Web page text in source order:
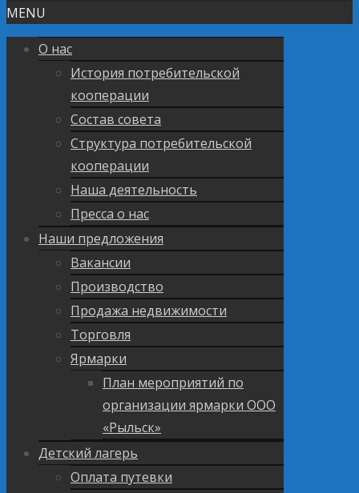
MENU
О нас
История потребительской
кооперации
Состав совета
Структура потребительской
кооперации
Наша деятельность
Пресса о нас
Наши предложения
Вакансии
Производство
Продажа недвижимости
Торговля
Ярмарки
План мероприятий по
организации ярмарки ООО
«Рыльск»
Детский лагерь
Оплата путевки